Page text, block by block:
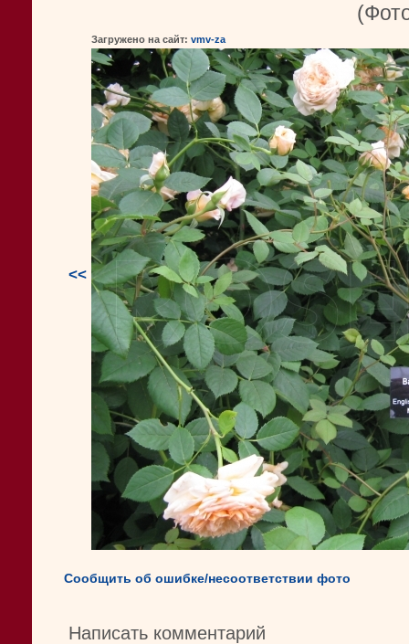
<<
Загружено на сайт: vmv-za
Сообщить об ошибке/несоответствии фото
Написать комментарий